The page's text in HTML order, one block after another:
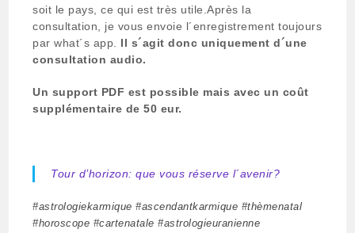
soit le pays, ce qui est très utile.Après la
consultation, je vous envoie l´enregistrement toujours
par what´s app. Il s´agit donc uniquement d´une
consultation audio.
Un support PDF est possible mais avec un coût
supplémentaire de 50 eur.
Tour d’horizon: que vous réserve l´avenir?
#astrologiekarmique #ascendantkarmique #thèmenatal
#horoscope #cartenatale #astrologieuranienne